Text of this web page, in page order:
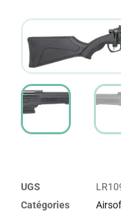
UGS
Catégories